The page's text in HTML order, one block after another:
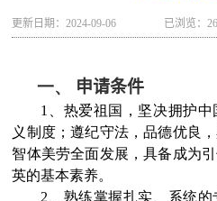
更新日期：2024-09-06 已浏览：
一、 申请条件
1、热爱祖国，坚决拥护
义制度；遵纪守法，品德优良
智体美劳全面发展，具备成为
英的基本素养。
2、熟练掌握扎实、系统的